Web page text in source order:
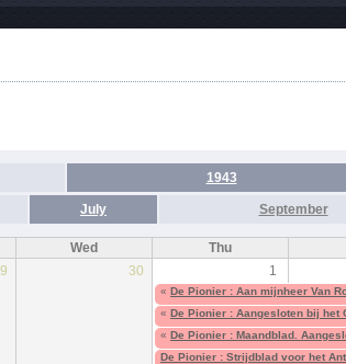
1943
July September
Wed Thu
30 1
« De Pionier : Aan mijnheer Van
« De Pionier : Aangesloten bij het
« De Pionier : Maandblad.
De Pionier : Strijdblad voor het